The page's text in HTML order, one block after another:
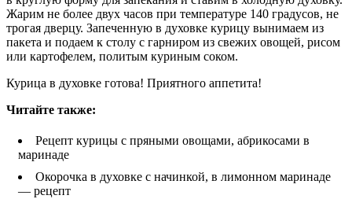
Жарим не более двух часов при температуре 140 градусов, не
трогая дверцу. Запеченную в духовке курицу вынимаем из
пакета и подаем к столу с гарниром из свежих овощей, рисом
или картофелем, политым куриным соком.
Курица в духовке готова! Приятного аппетита!
Читайте также:
Рецепт курицы с пряными овощами, абрикосами в
маринаде
Окорочка в духовке с начинкой, в лимонном маринаде
— рецепт